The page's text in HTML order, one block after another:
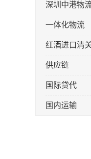
深圳中港物
一体化物流
红酒进口清
供应链
国际贷代
国内运输